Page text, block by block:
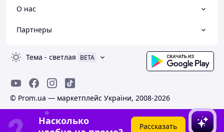
О нас
Партнеры
Тема - светлая BETA
© Prom.ua — маркетплейс України, 2008-2026
Насколько
Рассказать